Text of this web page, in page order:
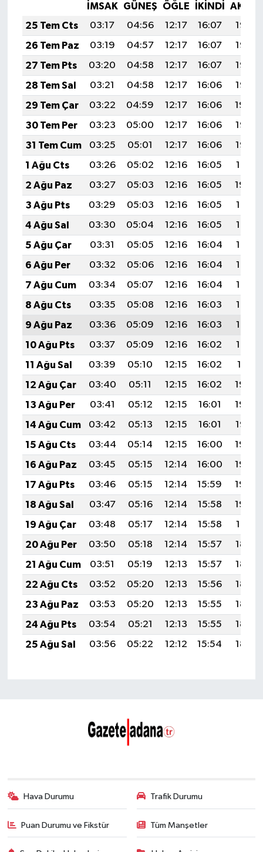
İMSAK GÜNEŞ ÖĞLE İKINDI
25 Tem Cts
03:17 04:56 12:17 16:07
19:27
26 Tem Paz
03:19 04:57 12:17 16:07
19:26
27 Tem Pts
03:20 04:58 12:17 16:07
19:26
28 Tem Sal
03:21 04:58 12:17 16:06
19:25
29 Tem Çar
03:22 04:59 12:17 16:06
19:24
30 Tem Per
03:23 05:00 12:17 16:06
19:23
31 Tem Cum
03:25 05:01 12:17 16:06
19:22
1 Ağu Cts
03:26 05:02 12:16 16:05
19:21
2 Ağu Paz
03:27 05:03 12:16 16:05
19:20
3 Ağu Pts
03:29 05:03 12:16 16:05
19:19
4 Ağu Sal
03:30 05:04 12:16 16:05
19:18
5 Ağu Çar
03:31 05:05 12:16 16:04
19:17
6 Ağu Per
03:32 05:06 12:16 16:04
19:16
7 Ağu Cum
03:34 05:07 12:16 16:04
19:15
8 Ağu Cts
03:35 05:08 12:16 16:03
19:14
9 Ağu Paz
03:36 05:09 12:16 16:03
19:13
10 Ağu Pts
03:37 05:09 12:16 16:02
19:12
11 Ağu Sal
03:39 05:10 12:15 16:02
19:11
12 Ağu Çar
03:40 05:11 12:15 16:02
19:09
13 Ağu Per
03:41 05:12 12:15 16:01
19:08
14 Ağu Cum
03:42 05:13 12:15 16:01
19:07
15 Ağu Cts
03:44 05:14 12:15 16:00
19:06
16 Ağu Paz
03:45 05:15 12:14 16:00
19:04
17 Ağu Pts
03:46 05:15 12:14 15:59
19:03
18 Ağu Sal
03:47 05:16 12:14 15:58
19:02
19 Ağu Çar
03:48 05:17 12:14 15:58
19:01
20 Ağu Per
03:50 05:18 12:14 15:57
18:59
21 Ağu Cum
03:51 05:19 12:13 15:57
18:58
22 Ağu Cts
03:52 05:20 12:13 15:56
18:57
23 Ağu Paz
03:53 05:20 12:13 15:55
18:55
24 Ağu Pts
03:54 05:21 12:13 15:55
18:54
25 Ağu Sal
03:56 05:22 12:12 15:54 18:52
Hava Durumu Trafik Durumu
Puan Durumu ve Fikstür Tüm Manşetler